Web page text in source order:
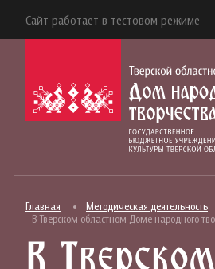
Сайт работает в тестовом режиме
Главная
Методическая деятельность
В Тверском областном Доме народного